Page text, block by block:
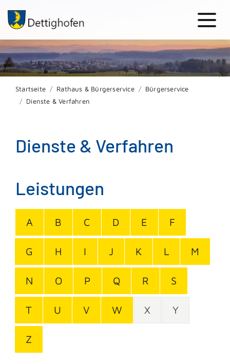
Startseite Rathaus & Bürgerservice
Bürgerservice
Dienste & Verfahren
Dienste & Verfahren
Leistungen
A B C D E F
G H I J K L M
N O P Q R S
T U V W X Y
Z